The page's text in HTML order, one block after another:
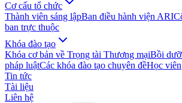
Cơ cấu tổ chức
Thành viên sáng lậpBan điều hành viện ARI
ban trực thuộc
Khóa đào tạo
Khóa cơ bản về Trọng tài Thương mạiBồi
pháp luậtCác khóa đào tạo chuyên đềHọc viên
Tin tức
Tài liệu
Liên hệ